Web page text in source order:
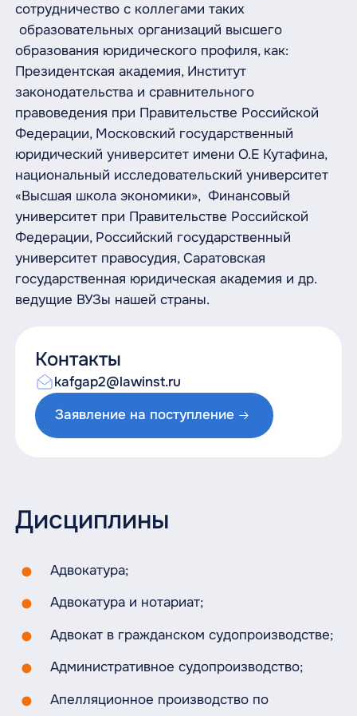
сотрудничество с коллегами таких
образовательных организаций высшего
образования юридического профиля, как:
Президентская академия, Институт
законодательства и сравнительного
правоведения при Правительстве Российской
Федерации, Московский государственный
юридический университет имени О.Е Кутафина,
национальный исследовательский университет
«Высшая школа экономики», Финансовый
университет при Правительстве Российской
Федерации, Российский государственный
университет правосудия, Саратовская
государственная юридическая академия и др.
ведущие ВУЗы нашей страны.
Контакты
kafgap2@lawinst.ru
Заявление на поступление
Дисциплины
Адвокатура;
Адвокатура и нотариат;
Адвокат в гражданском судопроизводстве;
Административное судопроизводство;
Апелляционное производство по